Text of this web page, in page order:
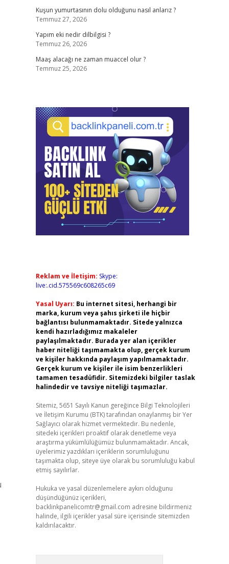
Kuşun yumurtasının dolu olduğunu nasıl anlarız ?
Temmuz 27, 2026
Yapım eki nedir dilbilgisi ?
Temmuz 26, 2026
Maaş alacağı ne zaman muaccel olur ?
Temmuz 25, 2026
Reklam ve İletişim: Skype:
live:.cid.575569c608265c69
Yasal Uyarı: Bu internet sitesi, herhangi bir
marka, kurum veya şahıs şirketi ile hiçbir
bağlantısı bulunmamaktadır. Sitede yalnızca
kendi hazırladığımız makaleler
paylaşılmaktadır. Burada yer alan içerikler
haber niteliği taşımamakta olup, gerçek kurum
ve kişiler hakkında paylaşım yapılmamaktadır.
Gerçek kurum ve kişiler ile isim benzerlikleri
tamamen tesadüfidir. Sitemizdeki bilgiler taslak
halindedir ve tavsiye niteliği taşımazlar.
Sitemiz, 5651 Sayılı Kanun gereğince Bilgi Teknolojileri
ve İletişim Kurumu (BTK) tarafından onaylanmış bir Yer
Sağlayıcı olarak hizmet vermektedir. Bu nedenle,
sitedeki içerikleri proaktif olarak denetleme veya
araştırma yükümlülüğümüz bulunmamaktadır. Ancak,
üyelerimiz yazdıkları içeriklerin sorumluluğunu
taşımakta olup, siteye üye olarak bu sorumluluğu kabul
etmiş sayılırlar.
Hukuka ve yasal düzenlemelere aykırı olduğunu
düşündüğünüz içerikleri,
backlinkpanelicomtr@gmail.com adresine bildirmeniz
halinde, ilgili içerikler yasal süre içerisinde sitemizden
kaldırılacaktır.